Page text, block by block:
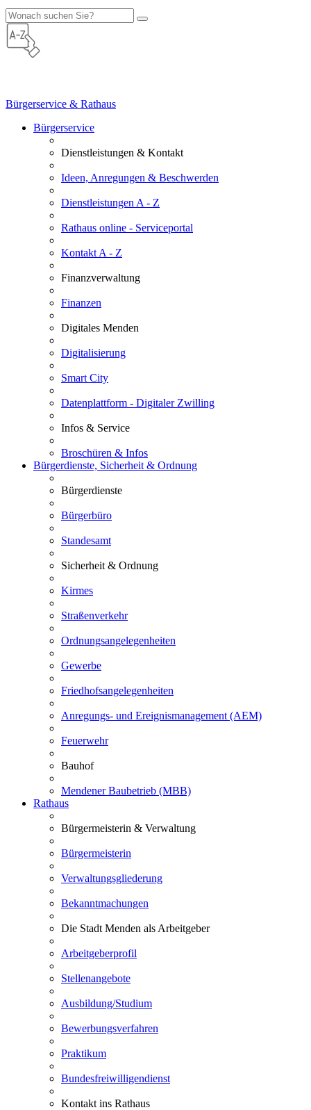
Bürgerservice & Rathaus
Bürgerservice
Dienstleistungen & Kontakt
Ideen, Anregungen & Beschwerden
Dienstleistungen A - Z
Rathaus online - Serviceportal
Kontakt A - Z
Finanzverwaltung
Finanzen
Digitales Menden
Digitalisierung
Smart City
Datenplattform - Digitaler Zwilling
Infos & Service
Broschüren & Infos
Bürgerdienste, Sicherheit & Ordnung
Bürgerdienste
Bürgerbüro
Standesamt
Sicherheit & Ordnung
Kirmes
Straßenverkehr
Ordnungsangelegenheiten
Gewerbe
Friedhofsangelegenheiten
Anregungs- und Ereignismanagement (AEM)
Feuerwehr
Bauhof
Mendener Baubetrieb (MBB)
Rathaus
Bürgermeisterin & Verwaltung
Bürgermeisterin
Verwaltungsgliederung
Bekanntmachungen
Die Stadt Menden als Arbeitgeber
Arbeitgeberprofil
Stellenangebote
Ausbildung/Studium
Bewerbungsverfahren
Praktikum
Bundesfreiwilligendienst
Kontakt ins Rathaus